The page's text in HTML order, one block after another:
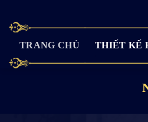
TRANG CHỦ THIẾT KẾ